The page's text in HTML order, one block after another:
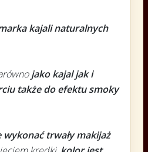
kajali naturalnych
jako kajal jak i
także do efektu smoky
trwały makijaż